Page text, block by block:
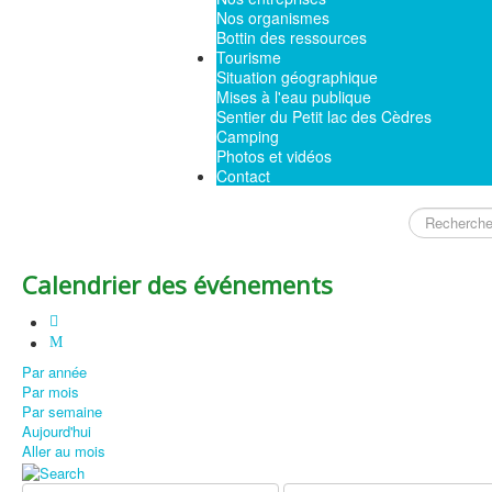
Nos organismes
Bottin des ressources
Tourisme
Situation géographique
Mises à l'eau publique
Sentier du Petit lac des Cèdres
Camping
Photos et vidéos
Contact
Rechercher
Calendrier des événements
Par année
Par mois
Par semaine
Aujourd'hui
Aller au mois